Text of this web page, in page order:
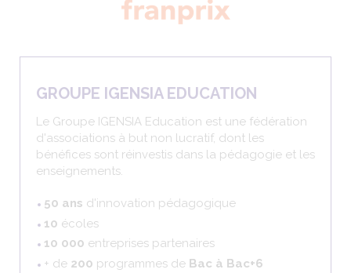
GROUPE IGENSIA EDUCATION
Le Groupe IGENSIA Education est une fédération
d'associations à but non lucratif, dont les
bénéfices sont réinvestis dans la pédagogie et les
enseignements.
50 ans d'innovation pédagogique
10 écoles
10 000 entreprises partenaires
+ de 200 programmes de Bac à Bac+6